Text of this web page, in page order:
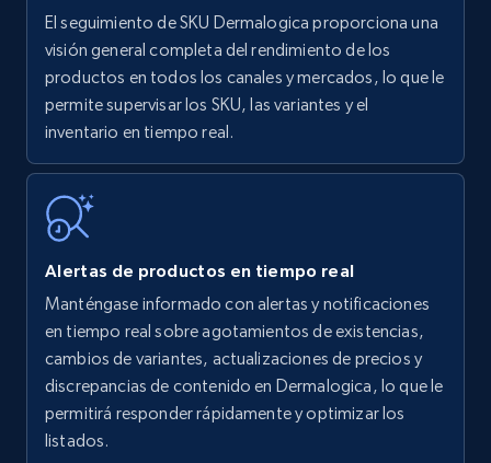
Amazon products - find products by using
upc numbers
Title, Seller name, Brand, Description, Initial
price, Currency, Availability, Reviews count, and
35.3K+
Amazon Reviews
URL, Product name, Product rating, Product
rating object, Product rating max, Rating,
Author name, Asin, and more.
El seguimiento de SKU Dermalogica proporciona una
visión general completa del rendimiento de los
productos en todos los canales y mercados, lo que le
permite supervisar los SKU, las variantes y el
inventario en tiempo real.
Alertas de productos en tiempo real
Manténgase informado con alertas y notificaciones
en tiempo real sobre agotamientos de existencias,
cambios de variantes, actualizaciones de precios y
discrepancias de contenido en Dermalogica, lo que le
permitirá responder rápidamente y optimizar los
listados.